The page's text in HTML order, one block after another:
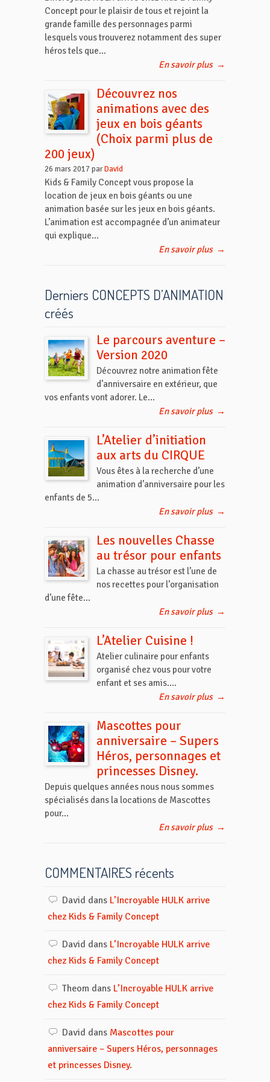
Concept pour le plaisir de tous et rejoint la
grande famille des personnages parmi
lesquels vous trouverez notamment des super
héros tels que...
En savoir plus →
Découvrez nos
animations avec des
jeux en bois géants
(Choix parmi plus de
200 jeux)
26 mars 2017 parDavid
Kids & Family Concept vous propose la
location de jeux en bois géants ou une
animation basée sur les jeux en bois géants.
L’animation est accompagnée d’un animateur
qui explique...
En savoir plus →
Derniers CONCEPTS D’ANIMATION
créés
Le parcours aventure –
Version 2020
Découvrez notre animation fête
d’anniversaire en extérieur, que
vos enfants vont adorer. Le...
En savoir plus →
L’Atelier d’initiation
aux arts du CIRQUE
Vous êtes à la recherche d’une
animation d’anniversaire pour les
enfants de 5...
En savoir plus →
Les nouvelles Chasse
au trésor pour enfants
La chasse au trésor est l’une de
nos recettes pour l’organisation
d’une fête...
En savoir plus →
L’Atelier Cuisine !
Atelier culinaire pour enfants
organisé chez vous pour votre
enfant et ses amis....
En savoir plus →
Mascottes pour
anniversaire – Supers
Héros, personnages et
princesses Disney.
Depuis quelques années nous nous sommes
spécialisés dans la locations de Mascottes
pour...
En savoir plus →
COMMENTAIRES récents
David dans L’Incroyable HULK arrive
chez Kids & Family Concept
David dans L’Incroyable HULK arrive
chez Kids & Family Concept
Theom dans L’Incroyable HULK arrive
chez Kids & Family Concept
David dans Mascottes pour
anniversaire – Supers Héros, personnages
et princesses Disney.